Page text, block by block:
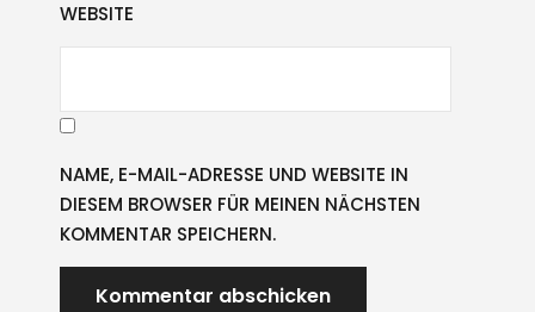
WEBSITE
NAME, E-MAIL-ADRESSE UND WEBSITE IN
DIESEM BROWSER FÜR MEINEN NÄCHSTEN
KOMMENTAR SPEICHERN.